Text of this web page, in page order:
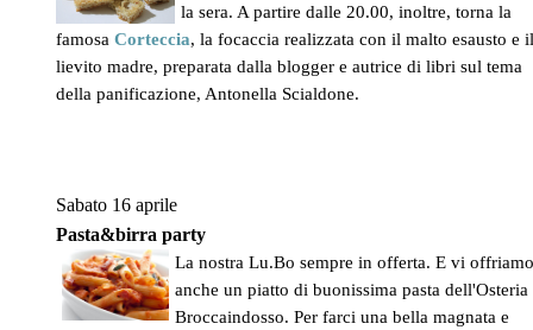
la sera. A partire dalle 20.00, inoltre, torna la
famosaCorteccia, la focaccia realizzata con il malto esausto e
lievito madre, preparata dalla blogger e autrice di libri sul tema
della panificazione, Antonella Scialdone.
Sabato 16 aprile
Pasta&birra party
La nostra Lu.Bo sempre in offerta. E vi
anche un piatto di buonissima pasta dell'Osteria
Broccaindosso. Per farci una bella magnata e